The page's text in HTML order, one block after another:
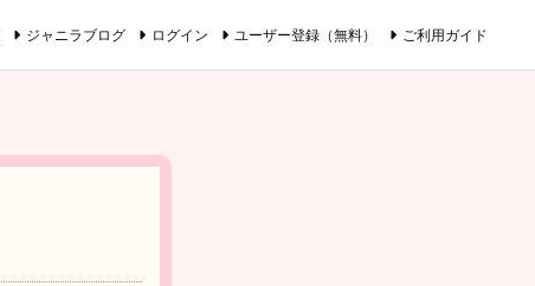
ジャニラブログ ログイン ユーザー登録（無料） ご利用ガイド